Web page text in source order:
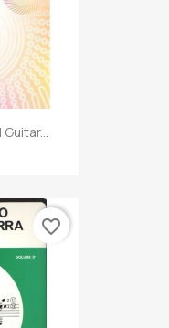
favorite_border